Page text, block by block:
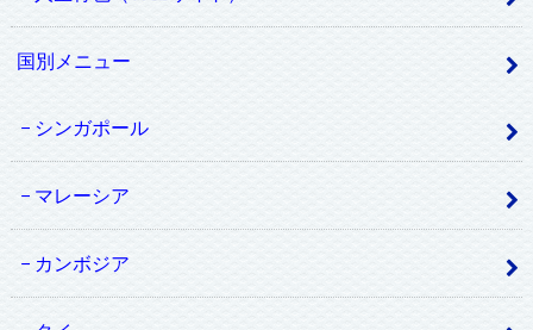
国別メニュー
シンガポール
マレーシア
カンボジア